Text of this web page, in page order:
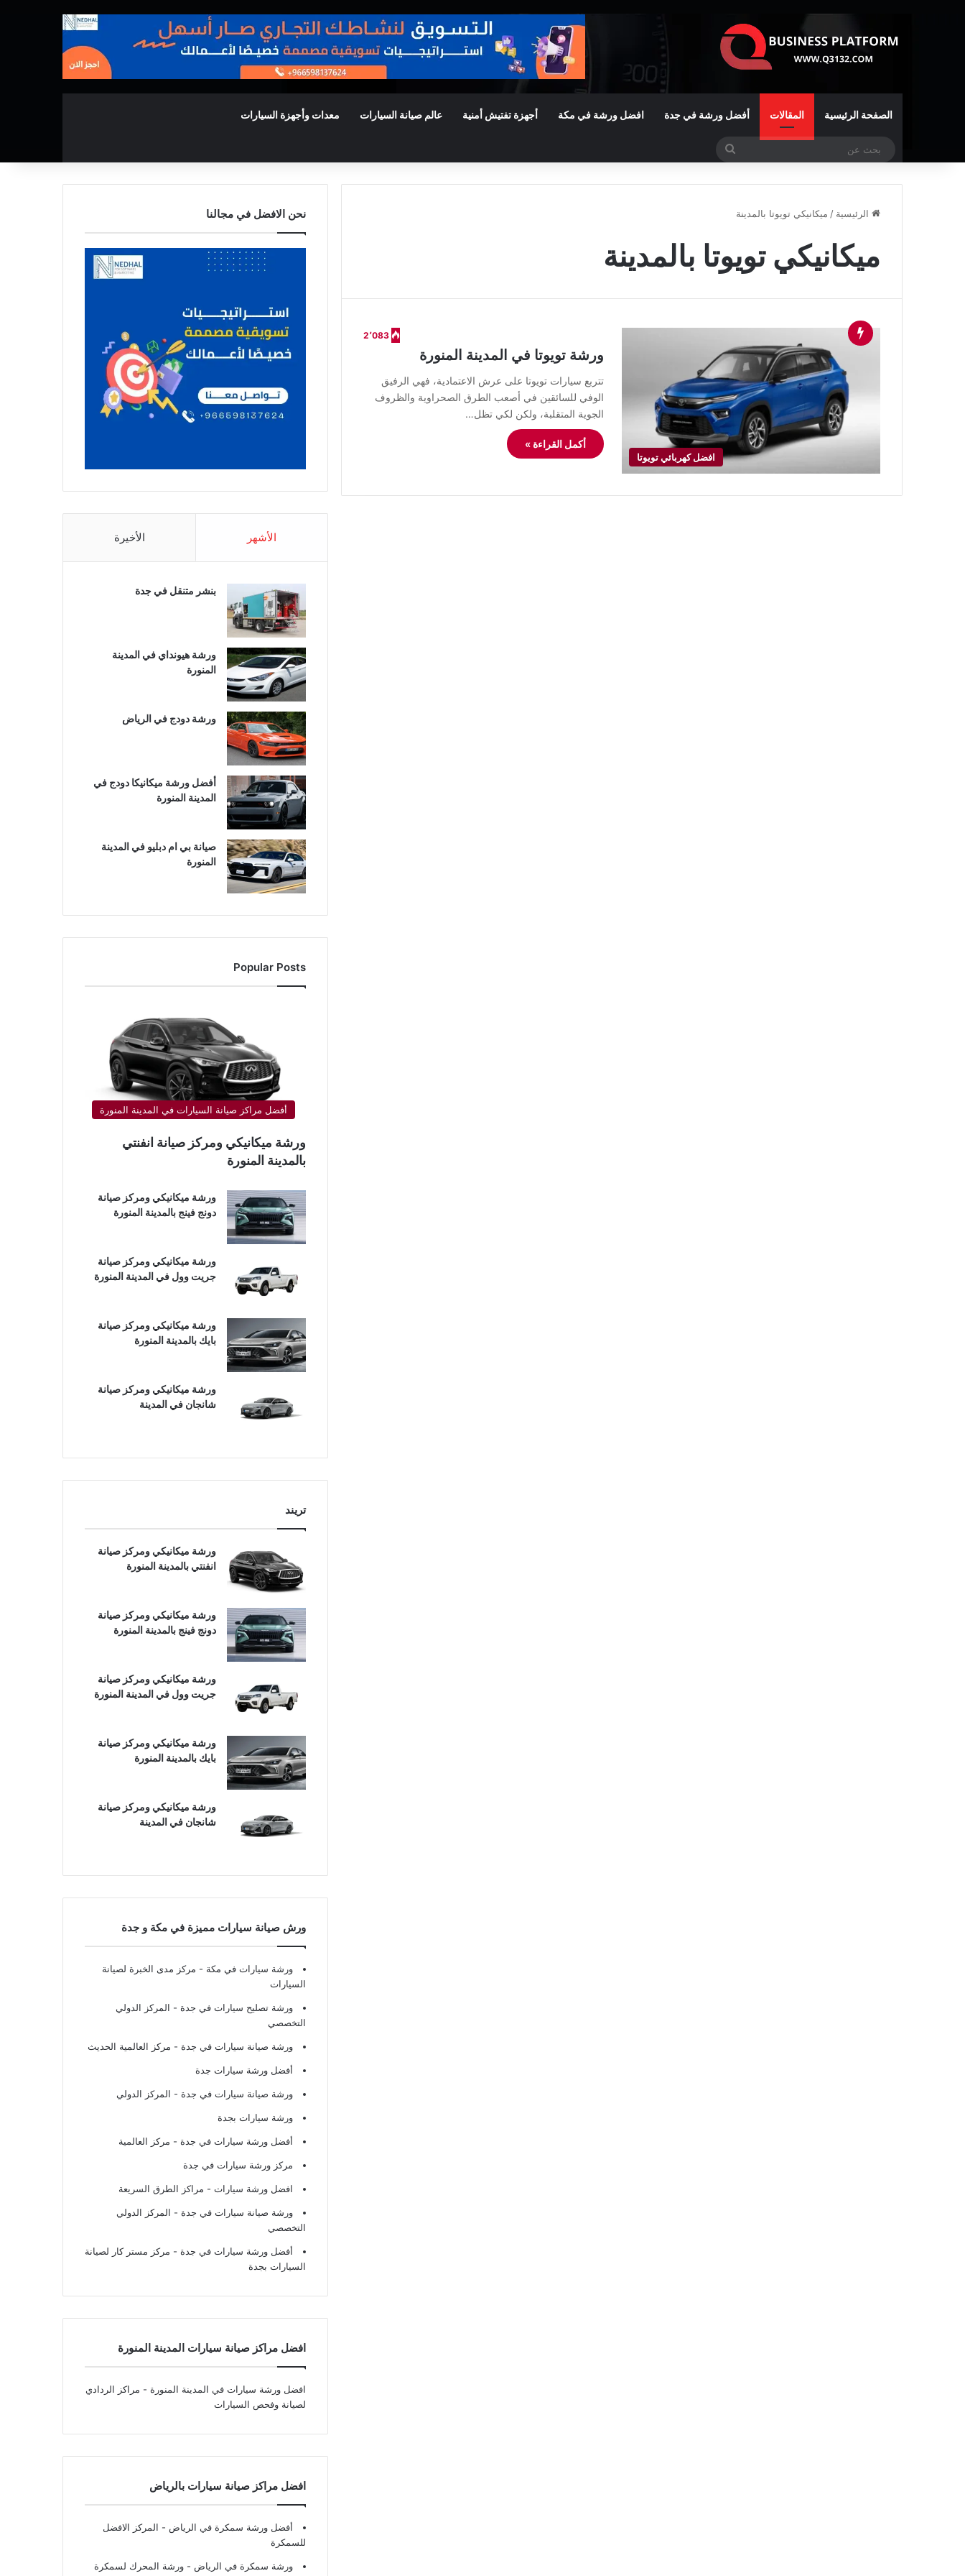
الصفحة الرئيسية المقالات أفضل ورشة في جدة افضل ورشة في مكة أجهزة تفتيش أمنية عالم صيانة السيارات معدات وأجهزة السيارات
الرئيسية / ميكانيكي تويوتا بالمدينة
ميكانيكي تويوتا بالمدينة
افضل كهربائي تويوتا
2٬083
ورشة تويوتا في المدينة المنورة
​تتربع سيارات تويوتا على عرش الاعتمادية، فهي الرفيق
الوفي للسائقين في أصعب الطرق الصحراوية والظروف
الجوية المتقلبة، ولكن لكي تظل…
أكمل القراءة »
نحن الافضل في مجالنا
الأشهر الأخيرة
بنشر متنقل في جدة
ورشة هيونداي في المدينة
المنورة
ورشة دودج في الرياض
أفضل ورشة ميكانيكا دودج في
المدينة المنورة
صيانة بي ام دبليو في المدينة
المنورة
Popular Posts
أفضل مراكز صيانة السيارات في المدينة المنورة
ورشة ميكانيكي ومركز صيانة انفنتي
بالمدينة المنورة
ورشة ميكانيكي ومركز صيانة
دونج فينج بالمدينة المنورة
ورشة ميكانيكي ومركز صيانة
جريت وول في المدينة المنورة
ورشة ميكانيكي ومركز صيانة
بايك بالمدينة المنورة
ورشة ميكانيكي ومركز صيانة
شانجان في المدينة
تريند
ورشة ميكانيكي ومركز صيانة
انفنتي بالمدينة المنورة
ورشة ميكانيكي ومركز صيانة
دونج فينج بالمدينة المنورة
ورشة ميكانيكي ومركز صيانة
جريت وول في المدينة المنورة
ورشة ميكانيكي ومركز صيانة
بايك بالمدينة المنورة
ورشة ميكانيكي ومركز صيانة
شانجان في المدينة
ورش صيانة سيارات مميزة في مكة و جدة
ورشة سيارات في مكة - مركز مدى الخبرة لصيانة
السيارات
ورشة تصليح سيارات في جدة - المركز الدولي
التخصصي
ورشة صيانة سيارات في جدة - مركز العالمية الحديث
أفضل ورشة سيارات جدة
ورشة صيانة سيارات في جدة - المركز الدولي
ورشة سيارات بجدة
أفضل ورشة سيارات في جدة - مركز العالمية
مركز ورشة سيارات في جدة
افضل ورشة سيارات - مراكز الطرق السريعة
ورشة صيانة سيارات في جدة - المركز الدولي
التخصصي
أفضل ورشة سيارات في جدة - مركز مستر كار لصيانة
السيارات بجدة
افضل مراكز صيانة سيارات المدينة المنورة
افضل ورشة سيارات في المدينة المنورة - مراكز الردادي
لصيانة وفحص السيارات
افضل مراكز صيانة سيارات بالرياض
أفضل ورشة سمكرة في الرياض - المركز الافضل
للسمكرة
ورشة سمكرة في الرياض - ورشة المحرك لسمكرة